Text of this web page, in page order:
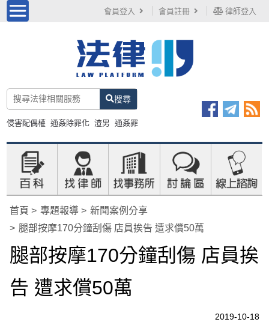
會員登入 會員註冊 律師登入
搜尋
侵害配偶權 通姦除罪化 渣男 通姦罪
首頁 專題報導
新聞案例分享
腿部按摩170分鐘刮傷 店員挨告 遭求償50萬
腿部按摩170分鐘刮傷 店員挨
告 遭求償50萬
2019-10-18